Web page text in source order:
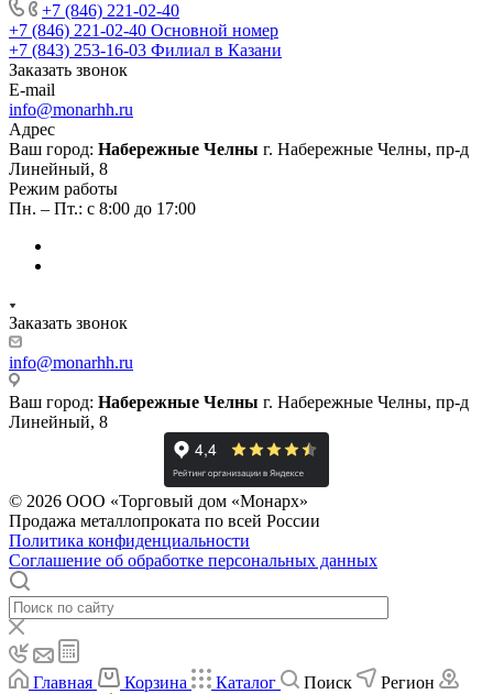
+7 (846) 221-02-40
+7 (846) 221-02-40 Основной номер
+7 (843) 253-16-03 Филиал в Казани
Заказать звонок
E-mail
info@monarhh.ru
Адрес
Ваш город: Набережные Челны г. Набережные Челны, пр-д
Линейный, 8
Режим работы
Пн. – Пт.: с 8:00 до 17:00
Заказать звонок
info@monarhh.ru
Ваш город: Набережные Челны г. Набережные Челны, пр-д
Линейный, 8
© 2026 ООО «Торговый дом «Монарх»
Продажа металлопроката по всей России
Политика конфиденциальности
Соглашение об обработке персональных данных
Главная Корзина Каталог Поиск
Регион